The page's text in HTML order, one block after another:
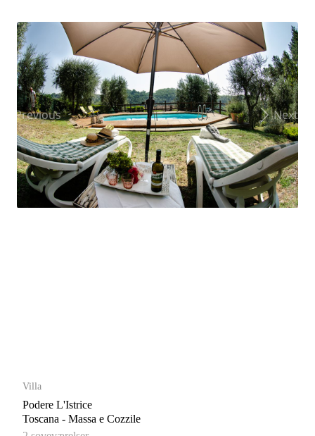
Previous Next
Villa
Podere L'Istrice
Toscana - Massa e Cozzile